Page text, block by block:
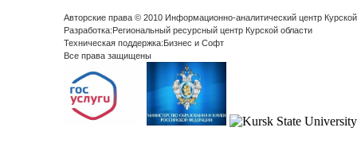
Авторские права © 2010 Информационно-аналитический центр
Разработка:Региональный ресурсный центр Курской области
Техническая поддержка:Бизнес и Софт
Все права защищены